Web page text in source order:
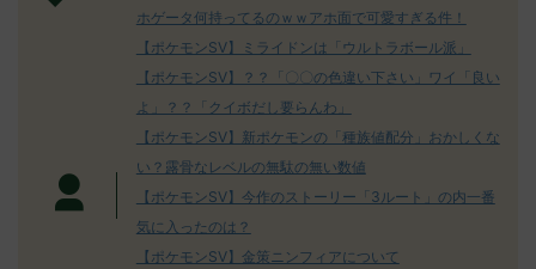
ホゲータ何持ってるのｗｗアホ面で可愛すぎる件！
【ポケモンSV】ミライドンは「ウルトラボール派」
【ポケモンSV】？？「〇〇の色違い下さい」ワイ「良い
よ」？？「クイボだし要らんわ」
【ポケモンSV】新ポケモンの「種族値配分」おかしくな
い？露骨なレベルの無駄の無い数値
【ポケモンSV】今作のストーリー「3ルート」の内一番
気に入ったのは？
【ポケモンSV】金策ニンフィアについて